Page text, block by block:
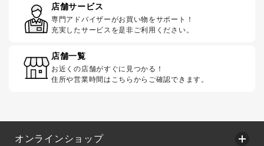
店舗サービス
専門アドバイザーがお買い物をサポート！
充実したサービスを是非ご利用ください。
店舗一覧
お近くの店舗がすぐに見つかる！
住所や営業時間はこちらからご確認できます。
オンラインショップ